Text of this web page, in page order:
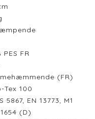
PES FR
(FR)
Tex 100
5867, EN 13773, M1
(D)